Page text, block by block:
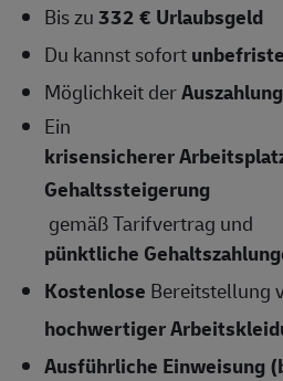
Bis zu332 € Urlaubsgeld
Du kannst sofort
Möglichkeit der
Ein
krisensicherer
Gehaltssteigerung
gemäß Tarifvertrag und
pünktliche
Kostenlose Bereitstellung
hochwertiger
Ausführliche Einweisung